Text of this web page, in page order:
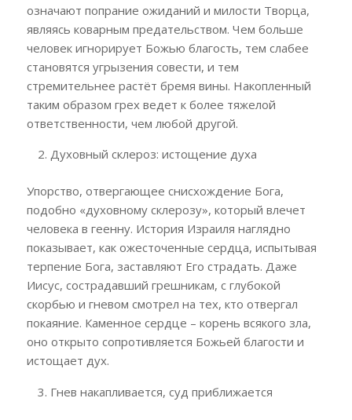
означают попрание ожиданий и милости Творца,
являясь коварным предательством. Чем больше
человек игнорирует Божью благость, тем слабее
становятся угрызения совести, и тем
стремительнее растёт бремя вины. Накопленный
таким образом грех ведет к более тяжелой
ответственности, чем любой другой.
Духовный склероз: истощение духа
Упорство, отвергающее снисхождение Бога,
подобно «духовному склерозу», который влечет
человека в геенну. История Израиля наглядно
показывает, как ожесточенные сердца, испытывая
терпение Бога, заставляют Его страдать. Даже
Иисус, сострадавший грешникам, с глубокой
скорбью и гневом смотрел на тех, кто отвергал
покаяние. Каменное сердце – корень всякого зла,
оно открыто сопротивляется Божьей благости и
истощает дух.
Гнев накапливается, суд приближается